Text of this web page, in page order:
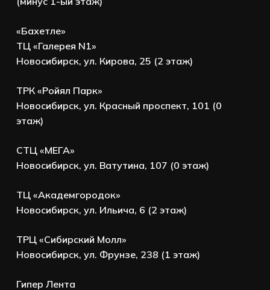
«Бахетле»
ТЦ «Галерея N1»
Новосибирск, ул. Кирова, 25 (2 этаж)
ТРК «Ройял Парк»
Новосибирск, ул. Красный проспект, 101 (0
этаж)
СТЦ «МЕГА»
Новосибирск, ул. Ватутина, 107 (0 этаж)
ТЦ «Академгородок»
Новосибирск, ул. Ильича, 6 (2 этаж)
ТРЦ «Сибирский Молл»
Новосибирск, ул. Фрунзе, 238 (1 этаж)
Гипер Лента